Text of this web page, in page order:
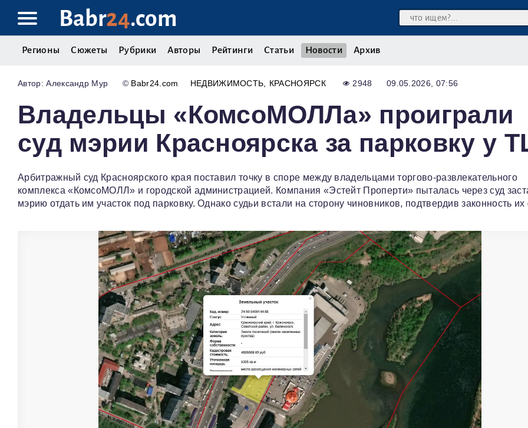
Babr24.com
Регионы Сюжеты Рубрики Авторы Рейтинги Статьи Новости Архив
Александр Мур © Babr24.com НЕДВИЖИМОСТЬ КРАСНОЯРСК 2948 09.05.2026, 07:56
Владельцы «КомсоМОЛЛа» проиграли
суд мэрии Красноярска за парковку у
Арбитражный суд Красноярского края поставил точку в споре между владельцами торгово-развлекательного
комплекса «КомсоМОЛЛ» и городской администрацией. Компания «Эстейт Проперти» пыталась через суд
мэрию отдать им участок под парковку. Однако судьи встали на сторону чиновников, подтвердив законность их